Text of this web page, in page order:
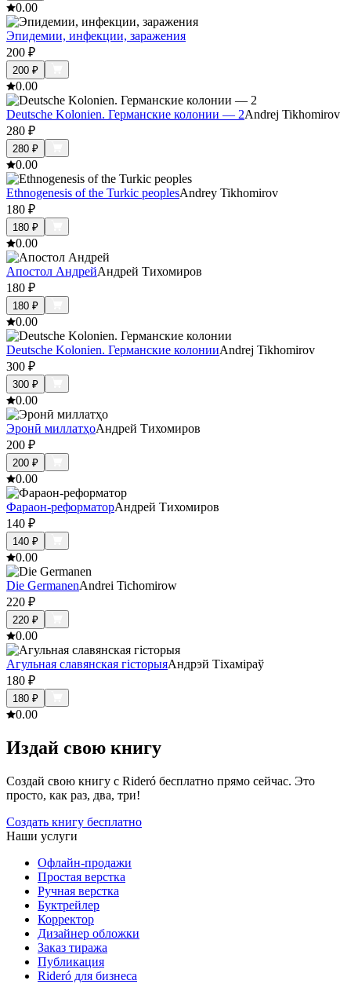
0.00
Эпидемии, инфекции, заражения
200 ₽
200 ₽
0.00
Deutsche Kolonien. Германские колонии — 2Andrej Tikhomirov
280 ₽
280 ₽
0.00
Ethnogenesis of the Turkic peoplesAndrey Tikhomirov
180 ₽
180 ₽
0.00
Апостол АндрейАндрей Тихомиров
180 ₽
180 ₽
0.00
Deutsche Kolonien. Германские колонииAndrej Tikhomirov
300 ₽
300 ₽
0.00
Эронӣ миллатҳоАндрей Тихомиров
200 ₽
200 ₽
0.00
Фараон-реформаторАндрей Тихомиров
140 ₽
140 ₽
0.00
Die GermanenAndrei Tichomirow
220 ₽
220 ₽
0.00
Агульная славянская гісторыяАндрэй Тіхаміраў
180 ₽
180 ₽
0.00
Издай свою книгу
Создай свою книгу с Rideró бесплатно прямо сейчас. Это
просто, как раз, два, три!
Создать книгу бесплатно
Наши услуги
Офлайн-продажи
Простая верстка
Ручная верстка
Буктрейлер
Корректор
Дизайнер обложки
Заказ тиража
Публикация
Rideró для бизнеса